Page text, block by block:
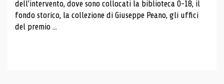
dell'intervento, dove sono collocati la biblioteca 0-18, il
fondo storico, la collezione di Giuseppe Peano, gli uffici
del premio ...